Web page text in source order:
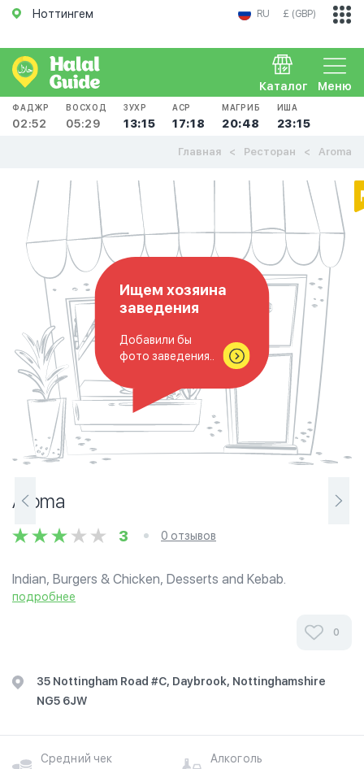
Ноттингем RU £ (GBP)
Меню
Каталог
ФАДЖР
02:52
ВОСХОД
05:29
ЗУХР
13:15
АСР
17:18
МАГРИБ
20:48
ИША
23:15
Главная Ресторан Aroma
Ищем хозяина
заведения
Добавили бы
фото заведения..
Aroma
3 0 отзывов
Indian, Burgers & Chicken, Desserts and Kebab.
подробнее
0
35 Nottingham Road #C, Daybrook, Nottinghamshire
NG5 6JW
Средний чек
Алкоголь